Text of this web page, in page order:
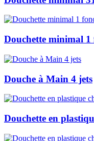
Douchette minimal
Douche à Main 4 jets
Douchette en